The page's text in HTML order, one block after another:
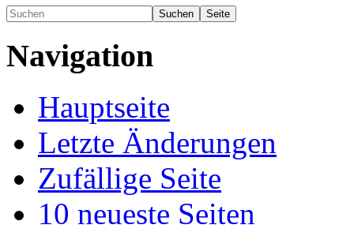
Navigation
Hauptseite
Letzte Änderungen
Zufällige Seite
10 neueste Seiten